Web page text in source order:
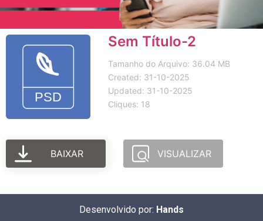
Sem Título-2
Tamanho do Arquivo: 36.04 MB
Created: 31-10-2025
Updated: 31-10-2025
Cliques: 18
BAIXAR VISUALIZAR
Desenvolvido por: Hands